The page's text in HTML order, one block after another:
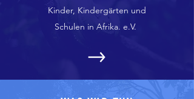
Kinder, Kindergärten und
Schulen in Afrika. e.V.